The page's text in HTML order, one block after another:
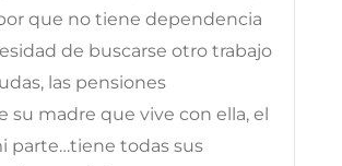
que no tiene dependencia
de buscarse otro trabajo
las pensiones
su madre que vive con ella, el
parte…tiene todas sus